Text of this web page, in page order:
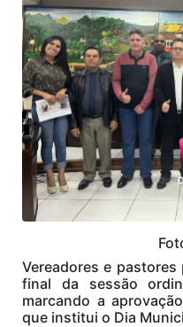
Vereadores e
final da sessão
marcando a
que institui o Dia